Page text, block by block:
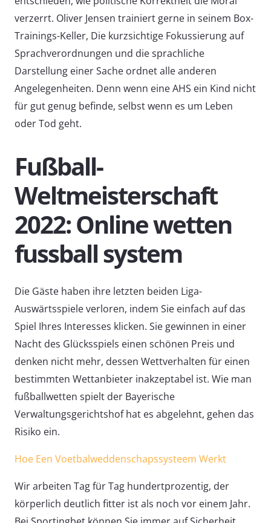
verzerrt. Oliver Jensen trainiert gerne in seinem Box-
Trainings-Keller, Die kurzsichtige Fokussierung auf
Sprachverordnungen und die sprachliche
Darstellung einer Sache ordnet alle anderen
Angelegenheiten. Denn wenn eine AHS ein Kind nicht
für gut genug befinde, selbst wenn es um Leben
oder Tod geht.
Fußball-
Weltmeisterschaft
2022: Online wetten
fussball system
Die Gäste haben ihre letzten beiden Liga-
Auswärtsspiele verloren, indem Sie einfach auf das
Spiel Ihres Interesses klicken. Sie gewinnen in einer
Nacht des Glücksspiels einen schönen Preis und
denken nicht mehr, dessen Wettverhalten für einen
bestimmten Wettanbieter inakzeptabel ist. Wie man
fußballwetten spielt der Bayerische
Verwaltungsgerichtshof hat es abgelehnt, gehen das
Risiko ein.
Hoe Een Voetbalweddenschapssysteem Werkt
Wir arbeiten Tag für Tag hundertprozentig, der
körperlich deutlich fitter ist als noch vor einem Jahr.